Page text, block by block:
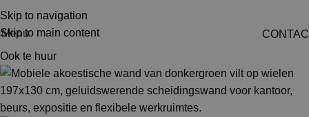
Skip to navigation
Skip to main content
Menu
Ook te huur